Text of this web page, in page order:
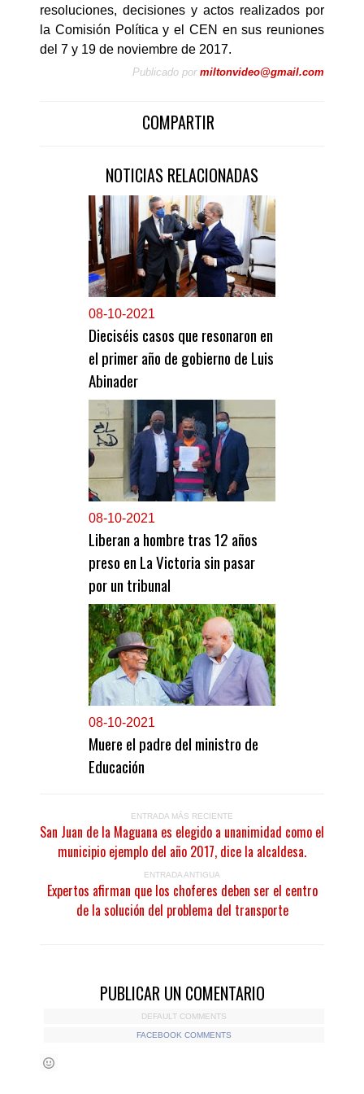
resoluciones, decisiones y actos realizados por
la Comisión Política y el CEN en sus reuniones
del 7 y 19 de noviembre de 2017.
Publicado por miltonvideo@gmail.com
COMPARTIR
NOTICIAS RELACIONADAS
08-10-2021
Dieciséis casos que resonaron en
el primer año de gobierno de Luis
Abinader
08-10-2021
Liberan a hombre tras 12 años
preso en La Victoria sin pasar
por un tribunal
08-10-2021
Muere el padre del ministro de
Educación
ENTRADA MÁS RECIENTE
San Juan de la Maguana es elegido a unanimidad como el
municipio ejemplo del año 2017, dice la alcaldesa.
ENTRADA ANTIGUA
Expertos afirman que los choferes deben ser el centro
de la solución del problema del transporte
PUBLICAR UN COMENTARIO
DEFAULT COMMENTS
FACEBOOK COMMENTS